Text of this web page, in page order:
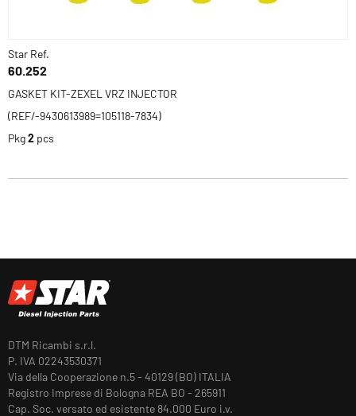
Star Ref.
60.252
GASKET KIT-ZEXEL VRZ INJECTOR
(REF/-9430613989=105118-7834)
Pkg2 pcs
DTM Ricambi s.r.l.
P. IVA 02243530371
Via della Cooperazione n.5 - 40129 (BO) ITALIA
Registro Imprese di Bologna REA BO - 265911
Cap. Soc. versato ed esistente 84.000 Euro i.v.